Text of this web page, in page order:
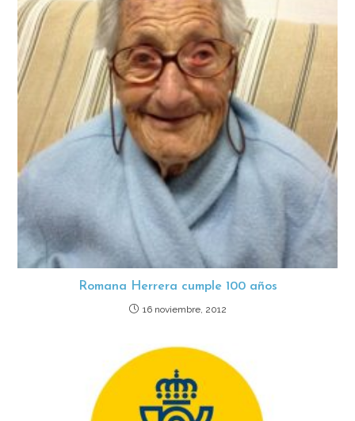
Romana Herrera cumple 100 años
16 noviembre, 2012